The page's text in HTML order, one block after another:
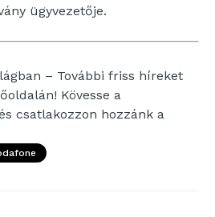
ügyvezetője.
– További friss híreket
Kövesse a
csatlakozzon hozzánk a